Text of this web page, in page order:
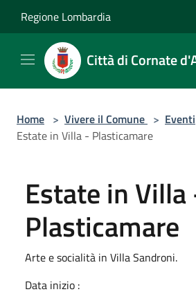
Regione Lombardia
Città di Cornate
Home > Vivere il Comune > Eventi
Estate in Villa - Plasticamare
Estate in Villa
Plasticamare
Arte e socialità in Villa Sandroni.
Data inizio :